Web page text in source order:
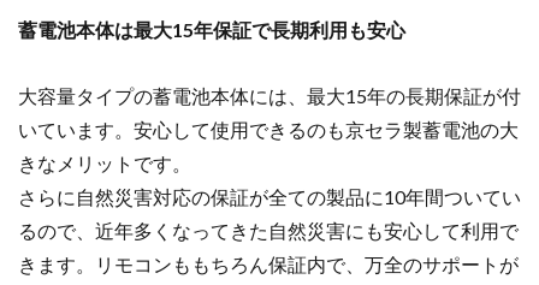
蓄電池本体は最大15年保証で長期利用も安心
大容量タイプの蓄電池本体には、最大15年の長期保証が付
いています。安心して使用できるのも京セラ製蓄電池の大
きなメリットです。
さらに自然災害対応の保証が全ての製品に10年間ついてい
るので、近年多くなってきた自然災害にも安心して利用で
きます。
リモコンももちろん保証内で、万全のサポートが